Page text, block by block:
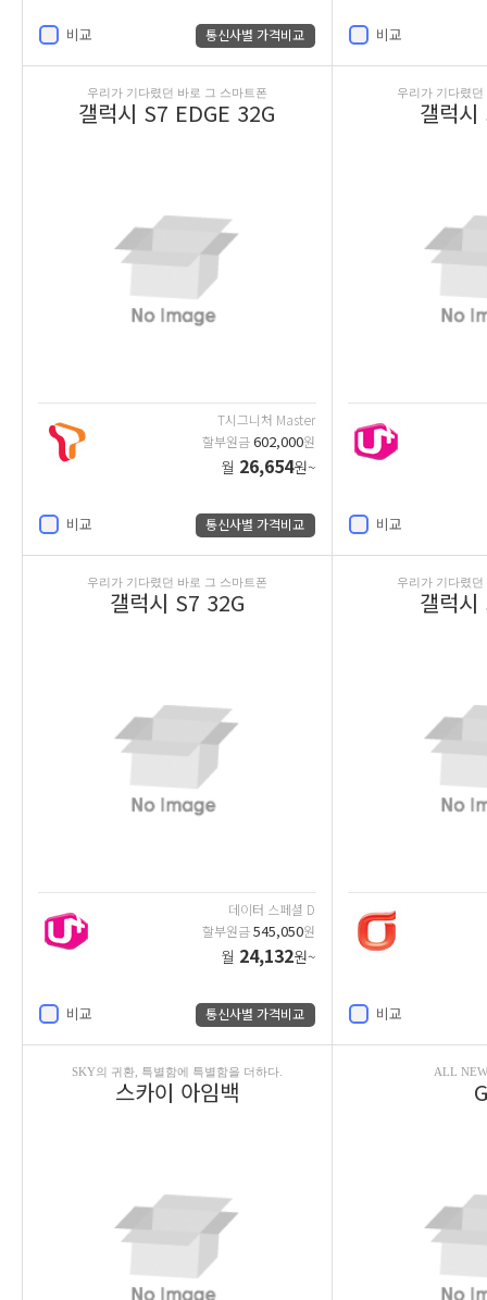
비교 통신사별 가격비교 비교
우리가 기다렸던 바로 그 스마트폰
갤럭시 S7 EDGE 32G
T시그니처 Master
할부원금602,000원
월 26,654원~
비교 통신사별 가격비교
우리가 기다렸
갤럭
비교
우리가 기다렸던 바로 그 스마트폰
갤럭시 S7 32G
데이터 스페셜 D
할부원금545,050원
월 24,132원~
비교 통신사별 가격비교
우리가 기다렸
갤럭
비교
SKY의 귀환, 특별함에 특별함을 더하다.
스카이 아임백
ALL